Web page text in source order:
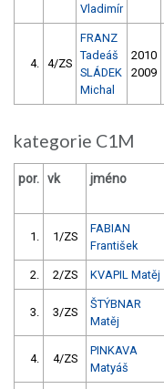
Vladimír
4. 4/ZS
FRANZ
Tadeáš
SLÁDEK
Michal
2010
2009
kategorie C1M
por. vk jméno
1. 1/ZS
FABIAN
František
2. 2/ZS KVAPIL Matěj
3. 3/ZS
ŠTÝBNAR
Matěj
4. 4/ZS
PINKAVA
Matyáš